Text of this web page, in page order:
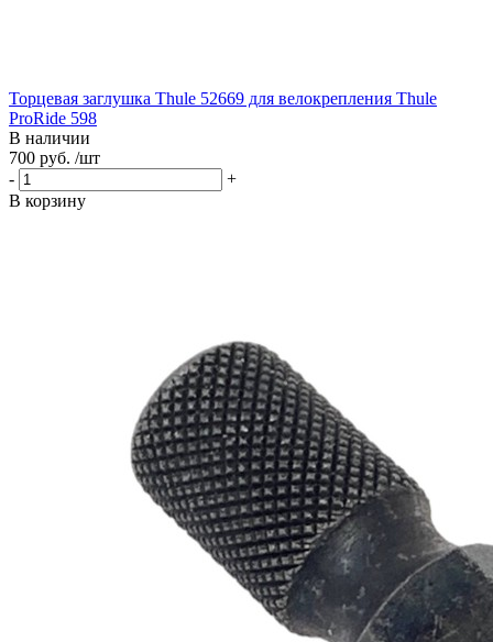
Торцевая заглушка Thule 52669 для велокрепления Thule
ProRide 598
В наличии
700 руб. /шт
-
+
В корзину